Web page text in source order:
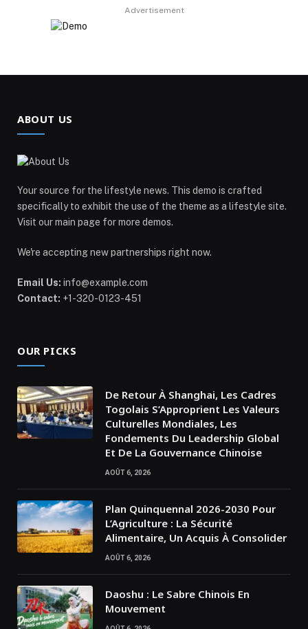
Advertisement
ABOUT US
Your source for the lifestyle news. This demo is crafted
specifically to exhibit the use of the theme as a lifestyle site.
Visit our main page for more demos.
We're accepting new partnerships right now.
Email Us: info@example.com
Contact: +1-320-0123-451
OUR PICKS
De Retour À Shanghai, Les Cadres
Togolais S’Approprient Les Valeurs
Culturelles Mondiales, Les
Fondements Du Leadership Global
Et De La Gouvernance Chinoise
AOÛT 6, 2026
Plan Quinquennal 2026-2030 Pour
L’Agriculture : La Sécurité
Alimentaire, Un Acquis À Consolider
AOÛT 6, 2026
Daoshu : Le Sabre Chinois En
Mouvement